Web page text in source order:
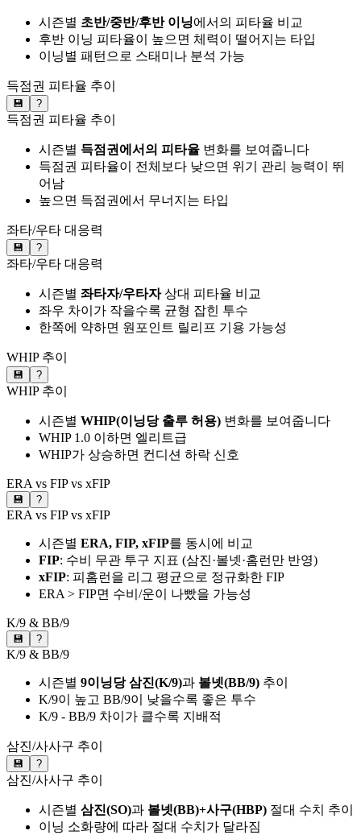
시즌별 초반/중반/후반 이닝에서의 피타율 비교
후반 이닝 피타율이 높으면 체력이 떨어지는 타입
이닝별 패턴으로 스태미나 분석 가능
득점권 피타율 추이
💾 ?
득점권 피타율 추이
시즌별 득점권에서의 피타율 변화를 보여줍니다
득점권 피타율이 전체보다 낮으면 위기 관리 능력이 뛰
어남
높으면 득점권에서 무너지는 타입
좌타/우타 대응력
💾 ?
좌타/우타 대응력
시즌별 좌타자/우타자상대 피타율 비교
좌우 차이가 작을수록 균형 잡힌 투수
한쪽에 약하면 원포인트 릴리프 기용 가능성
WHIP 추이
💾 ?
WHIP 추이
시즌별 WHIP(이닝당 출루 허용) 변화를 보여줍니다
WHIP 1.0 이하면 엘리트급
WHIP가 상승하면 컨디션 하락 신호
ERA vs FIP vs xFIP
💾 ?
ERA vs FIP vs xFIP
시즌별 ERA, FIP, xFIP를 동시에 비교
FIP: 수비 무관 투구 지표 (삼진·볼넷·홈런만 반영)
xFIP: 피홈런을 리그 평균으로 정규화한 FIP
ERA > FIP면 수비/운이 나빴을 가능성
K/9 & BB/9
💾 ?
K/9 & BB/9
시즌별 9이닝당 삼진(K/9)과 볼넷(BB/9) 추이
K/9이 높고 BB/9이 낮을수록 좋은 투수
K/9 - BB/9 차이가 클수록 지배적
삼진/사사구 추이
💾 ?
삼진/사사구 추이
시즌별 삼진(SO)과 볼넷(BB)+사구(HBP) 절대 수치 추이
이닝 소화량에 따라 절대 수치가 달라짐